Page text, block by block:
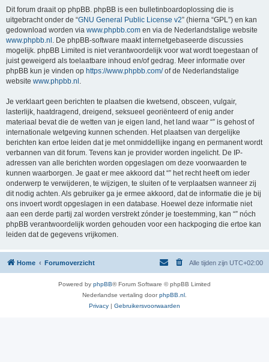
Dit forum draait op phpBB. phpBB is een bulletinboardoplossing die is
uitgebracht onder de “GNU General Public License v2” (hierna “GPL”) en kan
gedownload worden via www.phpbb.com en via de Nederlandstalige website
www.phpbb.nl . De phpBB-software maakt internetgebaseerde discussies
mogelijk. phpBB Limited is niet verantwoordelijk voor wat wordt toegestaan of
juist geweigerd als toelaatbare inhoud en/of gedrag. Meer informatie over
phpBB kun je vinden op https://www.phpbb.com/of de Nederlandstalige
website www.phpbb.nl .
Je verklaart geen berichten te plaatsen die kwetsend, obsceen, vulgair,
lasterlijk, haatdragend, dreigend, seksueel georiënteerd of enig ander
materiaal bevat die de wetten van je eigen land, het land waar “” is gehost of
internationale wetgeving kunnen schenden. Het plaatsen van dergelijke
berichten kan ertoe leiden dat je met onmiddellijke ingang en permanent wordt
verbannen van dit forum. Tevens kan je provider worden ingelicht. De IP-
adressen van alle berichten worden opgeslagen om deze voorwaarden te
kunnen waarborgen. Je gaat er mee akkoord dat “” het recht heeft om ieder
onderwerp te verwijderen, te wijzigen, te sluiten of te verplaatsen wanneer zij
dit nodig achten. Als gebruiker ga je ermee akkoord, dat de informatie die je bij
ons invoert wordt opgeslagen in een database. Hoewel deze informatie niet
aan een derde partij zal worden verstrekt zónder je toestemming, kan “” nóch
phpBB verantwoordelijk worden gehouden voor een hackpoging die ertoe kan
leiden dat de gegevens vrijkomen.
Home Forumoverzicht Alle tijden zijn UTC+02:00
Powered by phpBB® Forum Software © phpBB Limited
Nederlandse vertaling doorphpBB.nl
Privacy | Gebruikersvoorwaarden